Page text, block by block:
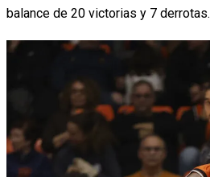
balance de 20 victorias y 7 derrotas.